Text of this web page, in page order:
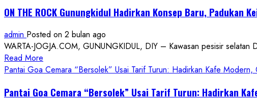
ON THE ROCK Gunungkidul Hadirkan Konsep Baru, Padukan
admin Posted on 2 bulan ago
WARTA-JOGJA.COM, GUNUNGKIDUL, DIY – Kawasan pesisir selatan
Read More
more
ON
Pantai Goa Cemara “Bersolek” Usai Tarif Turun: Hadirkan Kafe
Pantai Goa Cemara “Bersolek” Usai Tarif Turun: Hadirkan